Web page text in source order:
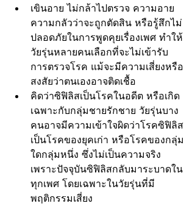
เขินอาย ไม่กล้าไปตรวจ ความอาย
ความกลัวว่าจะถูกตัดสิน หรือรู้สึกไม่
ปลอดภัยในการพูดคุยเรื่องเพศ ทำให้
วัยรุ่นหลายคนเลือกที่จะไม่เข้ารับ
การตรวจโรค แม้จะมีความเสี่ยงหรือ
สงสัยว่าตนเองอาจติดเชื้อ
คิดว่าซิฟิลิสเป็นโรคในอดีต หรือเกิด
เฉพาะกับกลุ่มชายรักชาย วัยรุ่นบาง
คนอาจมีความเข้าใจผิดว่าโรคซิฟิลิส
เป็นโรคของยุคเก่า หรือโรคของกลุ่ม
ใดกลุ่มหนึ่ง ซึ่งไม่เป็นความจริง
เพราะปัจจุบันซิฟิลิสกลับมาระบาดใน
ทุกเพศ โดยเฉพาะในวัยรุ่นที่มี
พฤติกรรมเสี่ยง